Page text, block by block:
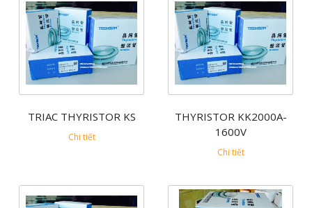
TRIAC THYRISTOR KS
Chi tiết
THYRISTOR KK2000A-
1600V
Chi tiết